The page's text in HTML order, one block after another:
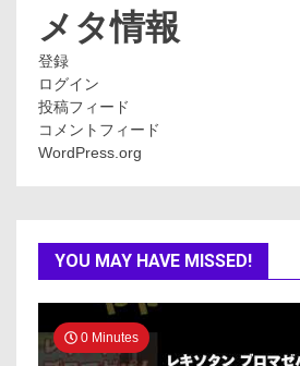
メタ情報
登録
ログイン
投稿フィード
コメントフィード
WordPress.org
YOU MAY HAVE MISSED!
0 Minutes